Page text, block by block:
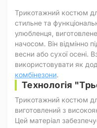
Трикотажний костюм
стильне та
улюбленця,
начосом. Він відмінно
весни або сухої
використовувати як
комбінезони.
Технологія
Трикотажний костюм
виготовлений з
Цей матеріал